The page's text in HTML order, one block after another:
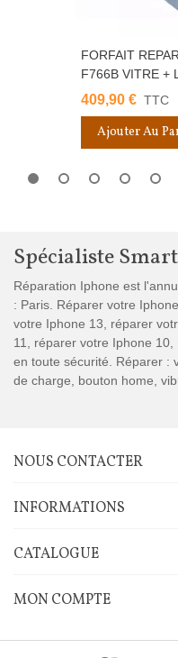
FORFAIT
F766B VITRE +
409,90 € TTC
Ajouter Au
Spécialiste
Réparation Iphone est
: Paris. Réparer votre
votre Iphone 13, réparer
11, réparer votre Iphone
en toute sécurité. Réparer :
de charge, bouton home,
NOUS CONTACTER
INFORMATIONS
CATALOGUE
MON COMPTE